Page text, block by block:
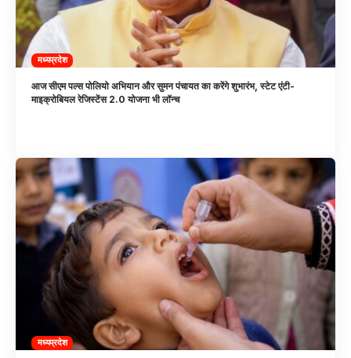
मध्यप्रदेश
आज सीएम पल्स पोलियो अभियान और सुमन पंचायत का करेंगे शुभारंभ, स्टेट एंटी-
माइक्रोबियल रेजिस्टेंस 2.0 योजना भी लॉन्च
मध्यप्रदेश